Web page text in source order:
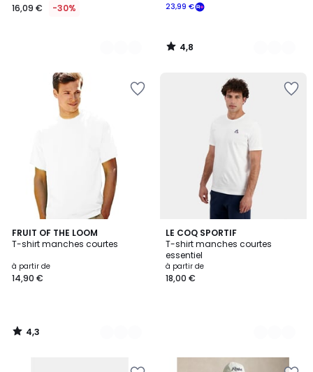
16,09 € -30% 23,99 €
4,8
/
FRUIT OF THE LOOM
T-shirt manches courtes
à partir de
14,90 €
4,3
/ 5
29
Couleurs
4,3
/
LE COQ SPORTIF
T-shirt manches courtes
essentiel
à partir de
18,00 €
4
Couleurs